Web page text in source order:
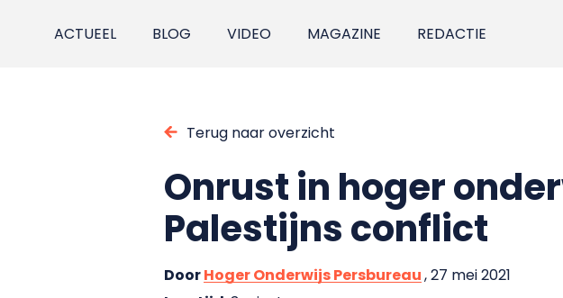
ACTUEEL BLOG VIDEO MAGAZINE REDACTIE
Terug naar overzicht
Onrust in hoger
Palestijns conflict
DoorHoger Onderwijs Persbureau, 27 mei 2021